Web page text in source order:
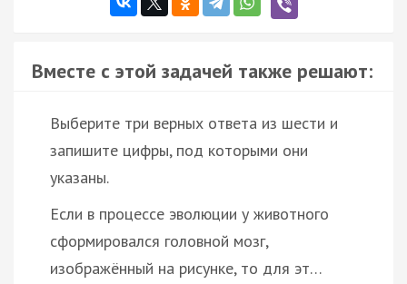
Вместе с этой задачей также решают:
Выберите три верных ответа из шести и
запишите цифры, под которыми они
указаны.
Если в процессе эволюции у животного
сформировался головной мозг,
изображённый на рисунке, то для эт…